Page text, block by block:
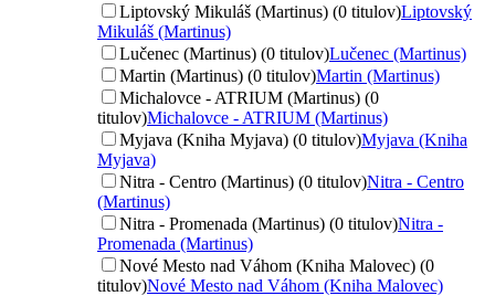
Liptovský Mikuláš (Martinus) (0 titulov)Liptovský
Mikuláš (Martinus)
Lučenec (Martinus) (0 titulov)Lučenec (Martinus)
Martin (Martinus) (0 titulov)Martin (Martinus)
Michalovce - ATRIUM (Martinus) (0
titulov)Michalovce - ATRIUM (Martinus)
Myjava (Kniha Myjava) (0 titulov)Myjava (Kniha
Myjava)
Nitra - Centro (Martinus) (0 titulov)Nitra - Centro
(Martinus)
Nitra - Promenada (Martinus) (0 titulov)Nitra -
Promenada (Martinus)
Nové Mesto nad Váhom (Kniha Malovec) (0
titulov)Nové Mesto nad Váhom (Kniha Malovec)